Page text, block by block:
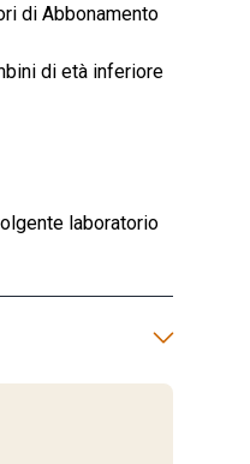
di Abbonamento
di età inferiore
laboratorio